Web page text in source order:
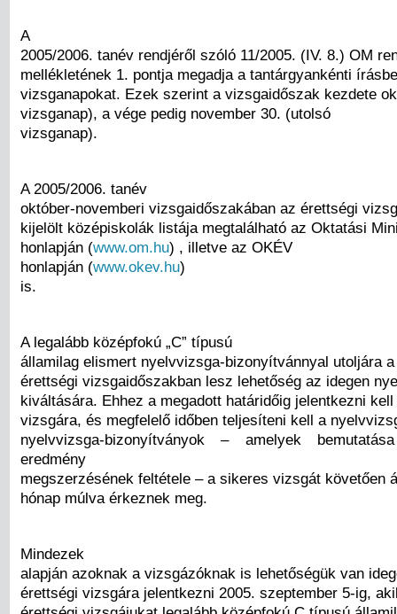
A
2005/2006. tanév rendjéről szóló 11/2005. (IV. 8.) OM
mellékletének 1. pontja megadja a tantárgyankénti
vizsganapokat. Ezek szerint a vizsgaidőszak kezdete
vizsganap), a vége pedig november 30. (utolsó
vizsganap).
A 2005/2006. tanév
október-novemberi vizsgaidőszakában az érettségi
kijelölt középiskolák listája megtalálható az Oktatási
honlapján (www.om.hu) , illetve az OKÉV
honlapján (www.okev.hu)
is.
A legalább középfokú „C” típusú
államilag elismert nyelvvizsga-bizonyítvánnyal utoljára
érettségi vizsgaidőszakban lesz lehetőség az idegen
kiváltására. Ehhez a megadott határidőig jelentkezni
vizsgára, és megfelelő időben teljesíteni kell a
nyelvvizsga-bizonyítványok – amelyek
eredmény
megszerzésének feltétele – a sikeres vizsgát követően
hónap múlva érkeznek meg.
Mindezek
alapján azoknak a vizsgázóknak is lehetőségük van
érettségi vizsgára jelentkezni 2005. szeptember 5-ig,